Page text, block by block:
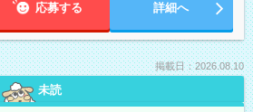
応募する 詳細へ
掲載日：2026.08.10
未読